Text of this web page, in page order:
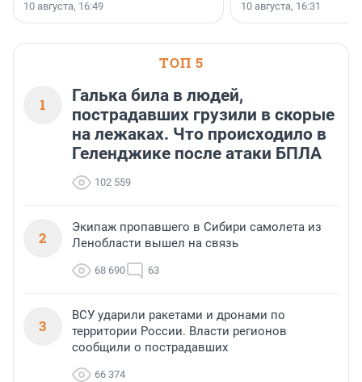
10 августа, 16:49
10 августа, 16:31
ТОП 5
1
Галька била в людей,
пострадавших грузили в скорые
на лежаках. Что происходило в
Геленджике после атаки БПЛА
102 559
2
Экипаж пропавшего в Сибири самолета из
Ленобласти вышел на связь
68 690 63
3
ВСУ ударили ракетами и дронами по
территории России. Власти регионов
сообщили о пострадавших
66 374